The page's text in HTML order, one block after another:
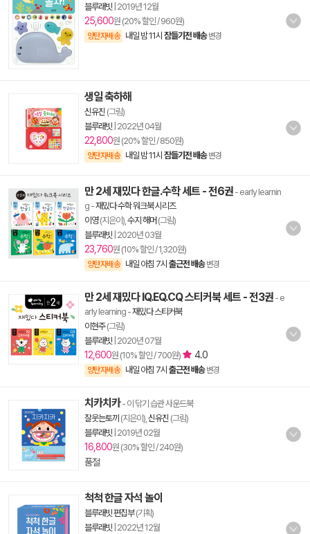
블루래빗 2019년 12월
25,600원 (20% 할인 / 960원)
양탄자배송 내일 밤 11시 잠들기전 배송 변경
생일 축하해
신유진 (그림)
블루래빗 2022년 04월
22,800원 (20% 할인 / 850원)
양탄자배송 내일 밤 11시 잠들기전 배송 변경
만 2세 재밌다 한글.수학 세트 - 전6권 - early learnin
g -재밌다 수학 워크북 시리즈
이영(지은이), 수지 해머 (그림)
블루래빗 2020년 03월
23,760원 (10% 할인 / 1,320원)
양탄자배송 내일 아침 7시 출근전 배송 변경
만 2세 재밌다 IQ.EQ.CQ 스티커북 세트 - 전3권 - e
arly learning -재밌다 스티커북
이현주(그림)
블루래빗 2020년 07월
12,600원 (10% 할인 / 700원) 4.0
양탄자배송 내일 아침 7시 출근전 배송 변경
치카치카- 이 닦기 습관 사운드북
잘웃는토끼 (지은이), 신유진 (그림)
블루래빗 2019년 02월
16,800원 (30% 할인 / 240원)
품절
척척 한글 자석 놀이
블루래빗 편집부(기획)
블루래빗 2022년 12월